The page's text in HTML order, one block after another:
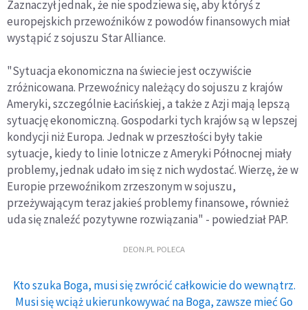
Zaznaczył jednak, że nie spodziewa się, aby któryś z
europejskich przewoźników z powodów finansowych miał
wystąpić z sojuszu Star Alliance.
"Sytuacja ekonomiczna na świecie jest oczywiście
zróżnicowana. Przewoźnicy należący do sojuszu z krajów
Ameryki, szczególnie Łacińskiej, a także z Azji mają lepszą
sytuację ekonomiczną. Gospodarki tych krajów są w lepszej
kondycji niż Europa. Jednak w przeszłości były takie
sytuacje, kiedy to linie lotnicze z Ameryki Północnej miały
problemy, jednak udało im się z nich wydostać. Wierzę, że w
Europie przewoźnikom zrzeszonym w sojuszu,
przeżywającym teraz jakieś problemy finansowe, również
uda się znaleźć pozytywne rozwiązania" - powiedział PAP.
DEON.PL POLECA
Kto szuka Boga, musi się zwrócić całkowicie do wewnątrz.
Musi się wciąż ukierunkowywać na Boga, zawsze mieć Go